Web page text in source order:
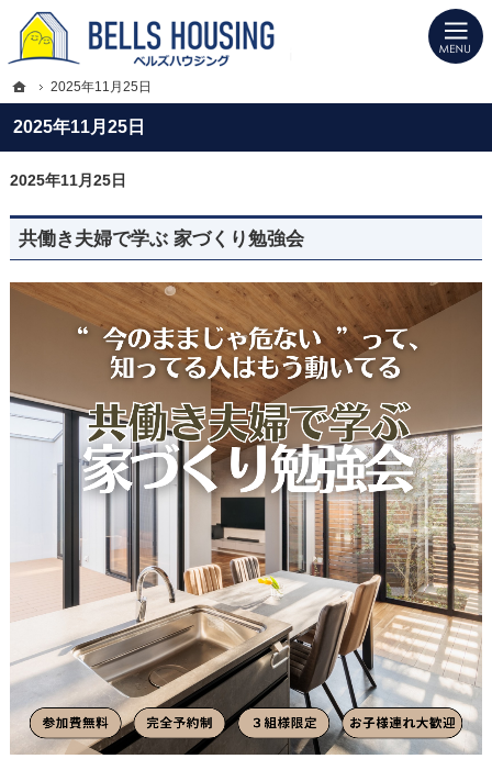
2025年11月25日
プロの目線からご提案。山形県上山市の注文住宅・新築戸建てを手がける工務店
山形県上山市の新築・注文住宅・新築戸建てを手がける工務店ならベルズハウジ
2025年11月25日
共働き夫婦で学ぶ 家づくり勉強会
ホーム
2025年11月25日